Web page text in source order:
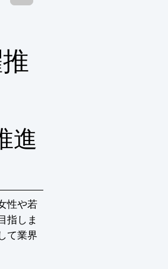
進
性や若
指しま
て業界